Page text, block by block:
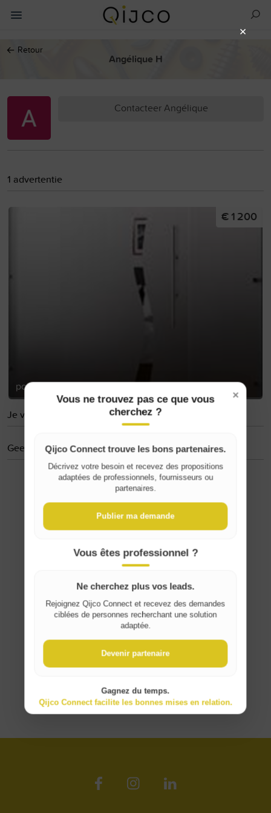
← Retour
Angélique H
Contacteer Angélique
1 advertentie
porte vitrée de marque Licht Harmonie Wave Typ 8
€ 1 200
Je volgt niemand
Geen evaluaties
Where do you live?
Belgique / België
France
×
×
Vous ne trouvez pas ce que vous
cherchez ?
Qijco Connect trouve les bons partenaires.
Décrivez votre besoin et recevez des propositions
adaptées de professionnels, fournisseurs ou
partenaires.
Publier ma demande
Vous êtes professionnel ?
Ne cherchez plus vos leads.
Rejoignez Qijco Connect et recevez des demandes
ciblées de personnes recherchant une solution
adaptée.
Devenir partenaire
Gagnez du temps.
Qijco Connect facilite les bonnes mises en relation.